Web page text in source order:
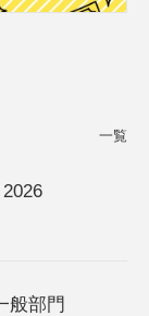
一覧
般部門